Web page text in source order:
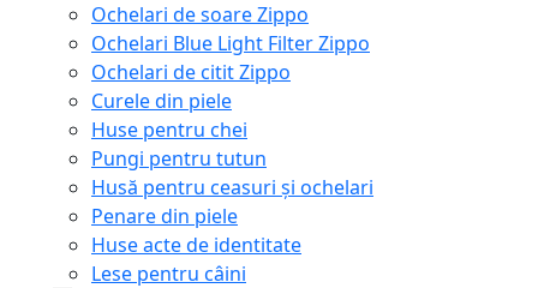
Ochelari de soare Zippo
Ochelari Blue Light Filter Zippo
Ochelari de citit Zippo
Curele din piele
Huse pentru chei
Pungi pentru tutun
Husă pentru ceasuri și ochelari
Penare din piele
Huse acte de identitate
Lese pentru câini